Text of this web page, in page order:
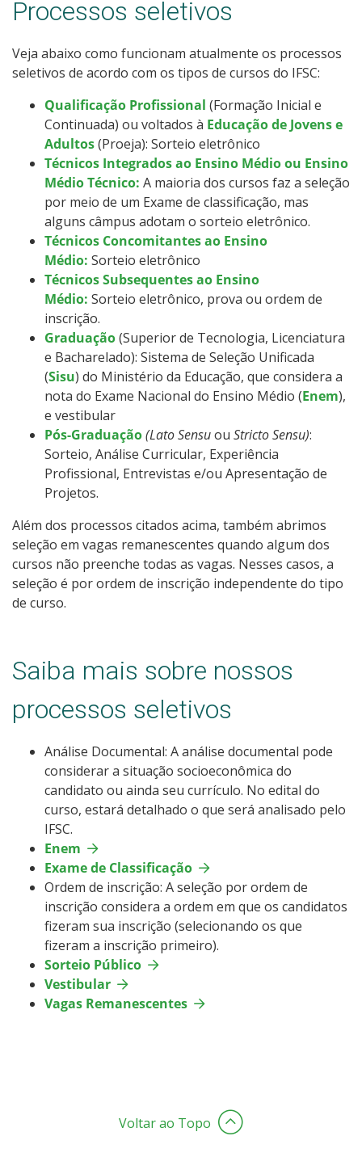
Processos seletivos
Veja abaixo como funcionam atualmente os processos
seletivos de acordo com os tipos de cursos do IFSC:
Qualificação Profissional (Formação Inicial e
Continuada) ou voltados à Educação de Jovens e
Adultos(Proeja): Sorteio eletrônico
Técnicos Integrados ao Ensino Médio ou Ensino
Médio Técnico: A maioria dos cursos faz a seleção
por meio de um Exame de classificação, mas
alguns câmpus adotam o sorteio eletrônico.
Técnicos Concomitantes ao Ensino
Médio: Sorteio eletrônico
Técnicos Subsequentes ao Ensino
Médio: Sorteio eletrônico, prova ou ordem de
inscrição.
Graduação(Superior de Tecnologia, Licenciatura
e Bacharelado): Sistema de Seleção Unificada
(Sisu) do Ministério da Educação, que considera a
nota do Exame Nacional do Ensino Médio (Enem),
e vestibular
Pós-Graduação(Lato Sensuou Stricto Sensu):
Sorteio, Análise Curricular, Experiência
Profissional, Entrevistas e/ou Apresentação de
Projetos.
Além dos processos citados acima, também abrimos
seleção em vagas remanescentes quando algum dos
cursos não preenche todas as vagas. Nesses casos, a
seleção é por ordem de inscrição independente do tipo
de curso.
Saiba mais sobre nossos
processos seletivos
Análise Documental: A análise documental pode
considerar a situação socioeconômica do
candidato ou ainda seu currículo. No edital do
curso, estará detalhado o que será analisado pelo
IFSC.
Enem
Exame de Classificação
Ordem de inscrição: A seleção por ordem de
inscrição considera a ordem em que os candidatos
fizeram sua inscrição (selecionando os que
fizeram a inscrição primeiro).
Sorteio Público
Vestibular
Vagas Remanescentes
Voltar ao Topo